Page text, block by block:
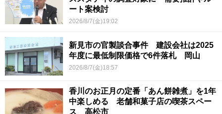
ート案検討
2026/8/7(金)19:02
新見市の官製談合事件 建設会社は2025
年度に最低制限価格で6件落札 岡山
2026/8/7(金)18:57
香川のお正月の定番「あん餅雑煮」を1年
中楽しめる 老舗和菓子店の喫茶スペー
ス 高松市